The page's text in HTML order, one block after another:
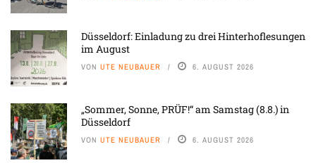
Düsseldorf: Einladung zu drei Hinterhoflesungen
im August
VON UTE NEUBAUER 6. AUGUST 2026
„Sommer, Sonne, PRÜF!“ am Samstag (8.8.) in
Düsseldorf
VON UTE NEUBAUER 6. AUGUST 2026